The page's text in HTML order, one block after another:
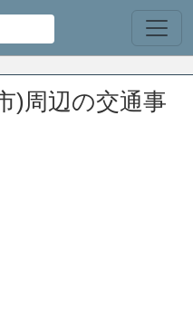
)周辺の交通事